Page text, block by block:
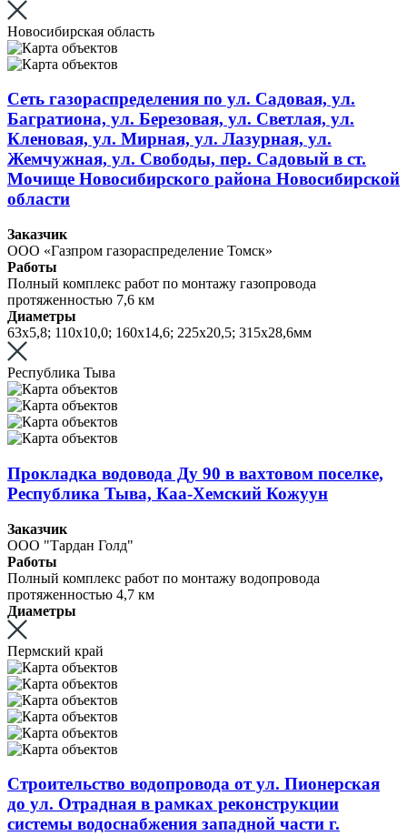
Новосибирская область
Сеть газораспределения по ул. Садовая, ул.
Багратиона, ул. Березовая, ул. Светлая, ул.
Кленовая, ул. Мирная, ул. Лазурная, ул.
Жемчужная, ул. Свободы, пер. Садовый в ст.
Мочище Новосибирского района Новосибирской
области
Заказчик
ООО «Газпром газораспределение Томск»
Работы
Полный комплекс работ по монтажу газопровода
протяженностью 7,6 км
Диаметры
63х5,8; 110х10,0; 160х14,6; 225х20,5; 315х28,6мм
Республика Тыва
Прокладка водовода Ду 90 в вахтовом поселке,
Республика Тыва, Каа-Хемский Кожуун
Заказчик
ООО "Тардан Голд"
Работы
Полный комплекс работ по монтажу водопровода
протяженностью 4,7 км
Диаметры
Пермский край
Строительство водопровода от ул. Пионерская
до ул. Отрадная в рамках реконструкции
системы водоснабжения западной части г.